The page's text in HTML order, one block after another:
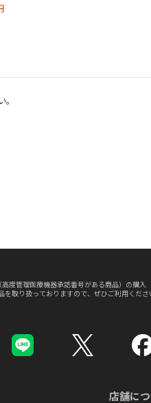
管理医療機器承認番号がある商品）の購入
取り扱っておりますので、ぜひご利用くださ
店舗に